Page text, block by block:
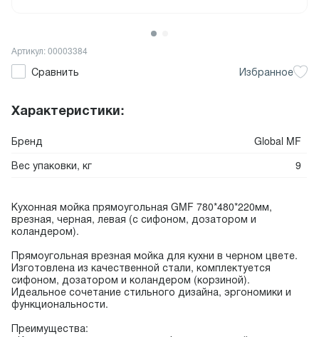
Сравнить Избранное
Артикул: 00003384
Характеристики:
Бренд
Global MF
Вес упаковки, кг
9
Кухонная мойка прямоугольная GMF 780*480*220мм,
врезная, черная, левая (с сифоном, дозатором и
коландером).
Прямоугольная врезная мойка для кухни в черном цвете.
Изготовлена из качественной стали, комплектуется
сифоном, дозатором и коландером (корзиной).
Идеальное сочетание стильного дизайна, эргономики и
функциональности.
Преимущества: